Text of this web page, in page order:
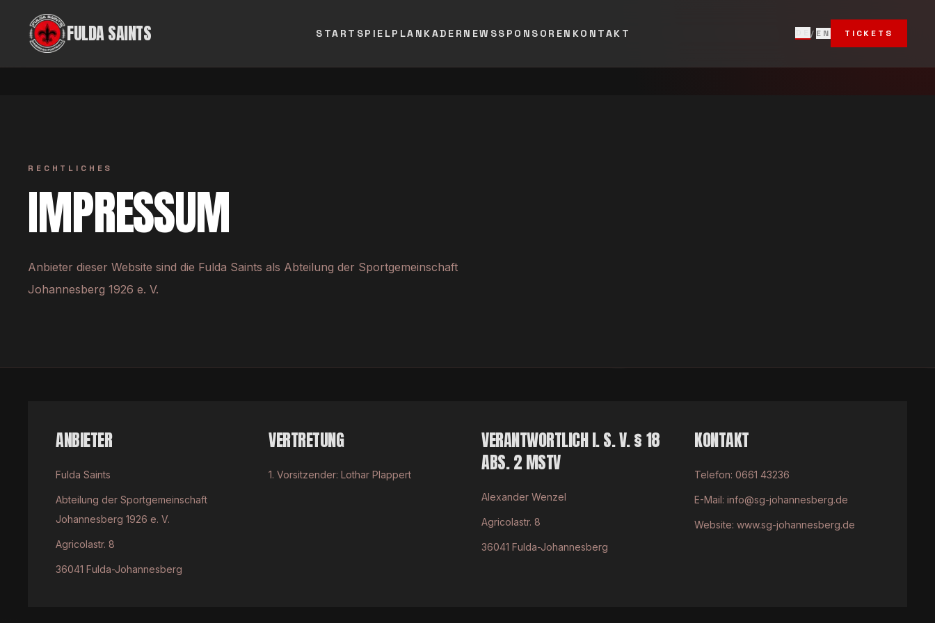
FULDA SAINTS START SPIELPLAN KADER NEWSSPONSOREN KONTAKT / EN TICKETS
RECHTLICHES
IMPRESSUM
Anbieter dieser Website sind die Fulda Saints als Abteilung der Sportgemeinschaft
Johannesberg 1926 e. V.
ANBIETER
Fulda Saints
Abteilung der Sportgemeinschaft
Johannesberg 1926 e. V.
Agricolastr. 8
36041 Fulda-Johannesberg
VERTRETUNG
1. Vorsitzender: Lothar Plappert
VERANTWORTLICH I. S. V. § 18
ABS. 2 MSTV
Alexander Wenzel
Agricolastr. 8
36041 Fulda-Johannesberg
KONTAKT
Telefon: 0661 43236
E-Mail: info@sg-johannesberg.de
Website: www.sg-johannesberg.de